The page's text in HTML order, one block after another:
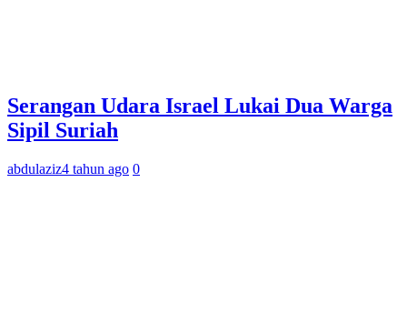
Serangan Udara Israel Lukai Dua Warga
Sipil Suriah
abdulaziz4 tahun ago 0